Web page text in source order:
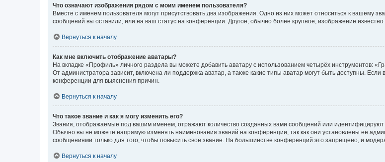
Что означают изображения рядом с моим именем пользователя?
Вместе с именем пользователя могут присутствовать два изображения. Одно из них может относиться к вашему
сообщений вы оставили, или на ваш статус на конференции. Другое, обычно более крупное, изображение известно
Вернуться к началу
Как мне включить отображение аватары?
На вкладке «Профиль» личного раздела вы можете добавить аватару с использованием четырёх инструментов:
От администратора зависит, включена ли поддержка аватар, а также какие типы аватар могут быть доступны.
конференции для выяснения причин.
Вернуться к началу
Что такое звание и как я могу изменить его?
Звания, отображаемые под вашим именем, отражают количество созданных вами сообщений или
Обычно вы не можете напрямую изменять наименования званий на конференции, так как они установлены её
сообщениями только для того, чтобы повысить своё звание. На большинстве конференций это запрещено, и
Вернуться к началу